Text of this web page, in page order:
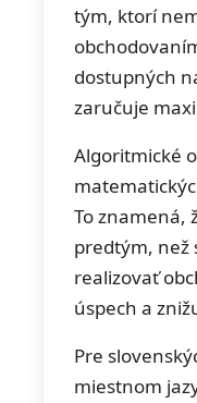
tým, ktorí
dostupných
zaručuje
Algoritmické
To znamená,
predtým, než
realizovať
úspech a
Pre
miestnom